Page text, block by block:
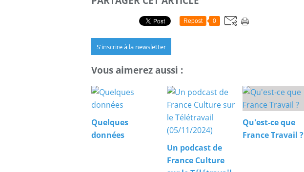
Repost 0
S'inscrire à la newsletter
Vous aimerez aussi :
Quelques
données
Un podcast de
France Culture
Qu'est-ce que
France Travail ?